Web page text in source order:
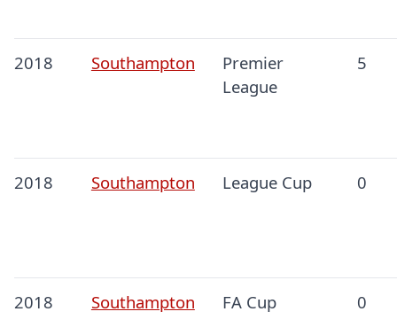
2018 Southampton
Premier
League
5
2018 Southampton League Cup 0
2018 Southampton FA Cup 0